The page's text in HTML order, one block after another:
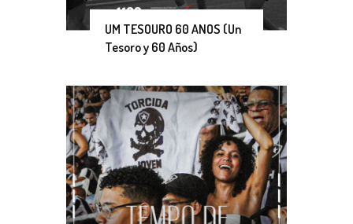
UM TESOURO 60 ANOS (Un
Tesoro y 60 Años)